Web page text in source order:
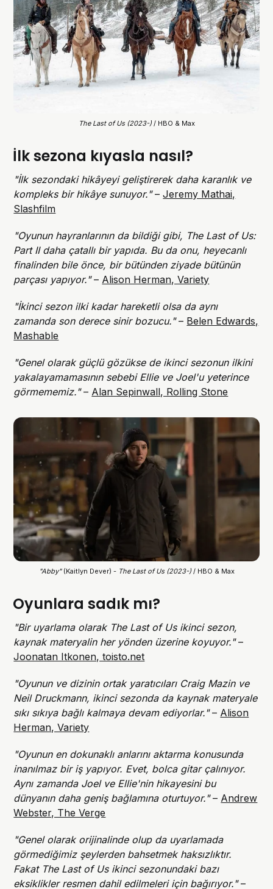
The Last of Us (2023-) / HBO & Max
İlk sezona kıyasla nasıl?
"İlk sezondaki hikâyeyi geliştirerek daha karanlık ve
kompleks bir hikâye sunuyor."–Jeremy Mathai,
Slashfilm
"Oyunun hayranlarının da bildiği gibi, The Last of Us:
Part II daha çatallı bir yapıda. Bu da onu, heyecanlı
finalinden bile önce, bir bütünden ziyade bütünün
parçası yapıyor."– Alison Herman, Variety
"İkinci sezon ilki kadar hareketli olsa da aynı
zamanda son derece sinir bozucu."– Belen Edwards,
Mashable
"Genel olarak güçlü gözükse de ikinci sezonun ilkini
yakalayamamasının sebebi Ellie ve Joel'u yeterince
görmememiz."– Alan Sepinwall, Rolling Stone
"Abby" (Kaitlyn Dever) - The Last of Us (2023-) / HBO & Max
Oyunlara sadık mı?
"Bir uyarlama olarak The Last of Us ikinci sezon,
kaynak materyalin her yönden üzerine koyuyor."–
Joonatan Itkonen, toisto.net
"Oyunun ve dizinin ortak yaratıcıları Craig Mazin ve
Neil Druckmann, ikinci sezonda da kaynak materyale
sıkı sıkıya bağlı kalmaya devam ediyorlar."– Alison
Herman, Variety
"Oyunun en dokunaklı anlarını aktarma konusunda
inanılmaz bir iş yapıyor. Evet, bolca gitar çalınıyor.
Aynı zamanda Joel ve Ellie'nin hikayesini bu
dünyanın daha geniş bağlamına oturtuyor."– Andrew
Webster, The Verge
"Genel olarak orijinalinde olup da uyarlamada
görmediğimiz şeylerden bahsetmek haksızlıktır.
Fakat The Last of Us ikinci sezonundaki bazı
eksiklikler resmen dahil edilmeleri için bağırıyor."–